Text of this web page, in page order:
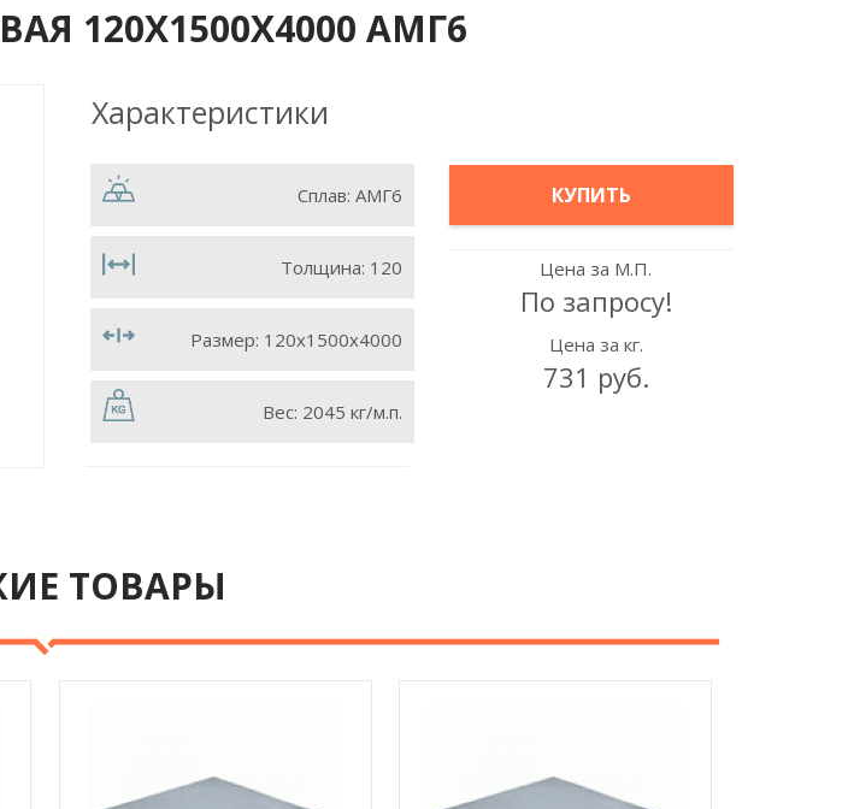
120Х1500Х4000 АМГ6
Характеристики
Сплав:АМГ6
Толщина: 120
Размер: 120х1500х4000
Вес: 2045 кг/м.п.
КУПИТЬ
Цена за М.П.
По запросу!
Цена за кг.
731 руб.
ТОВАРЫ